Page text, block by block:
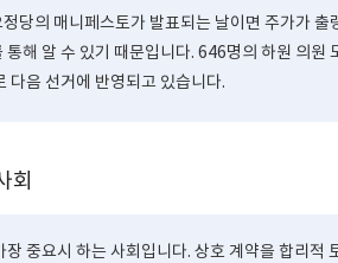
당의 매니페스토가 발표되는 날이면 주가가
통해 알 수 있기 때문입니다. 646명의 하원 의원
다음 선거에 반영되고 있습니다.
회
장 중요시 하는 사회입니다. 상호 계약을 합리적